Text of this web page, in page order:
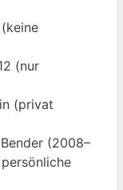
(nur
(privat
(2008–